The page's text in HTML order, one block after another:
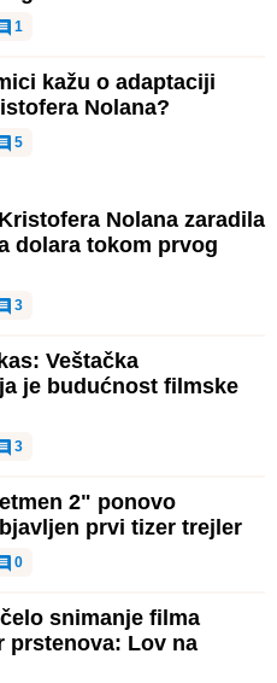
1
kažu o adaptaciji
Nolana?
5
Nolana zaradila
dolara tokom prvog
3
Veštačka
je budućnost filmske
3
2" ponovo
prvi tizer trejler
0
snimanje filma
prstenova: Lov na